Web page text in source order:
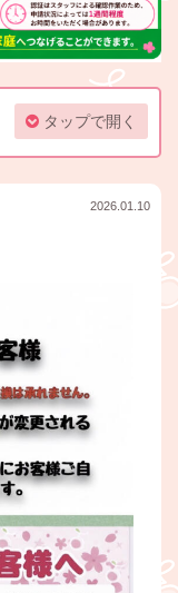
タップで開く
2026.01.10